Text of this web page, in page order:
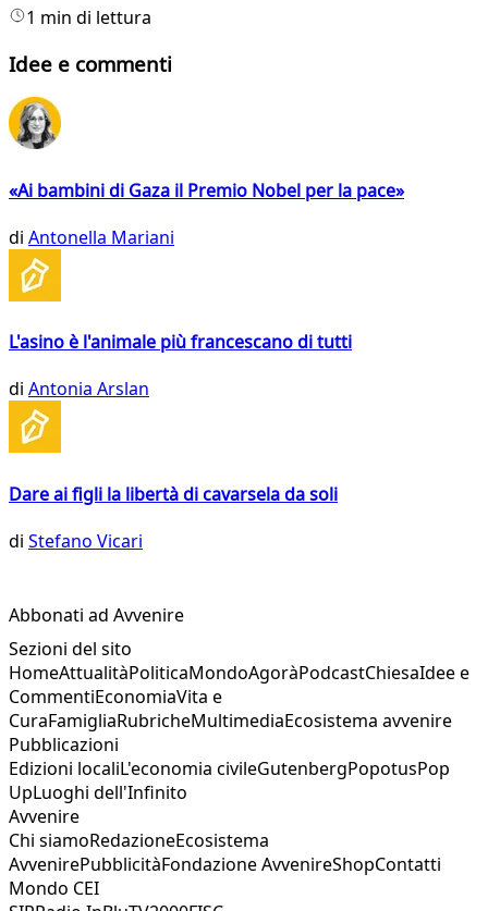
1 min di lettura
Idee e commenti
«Ai bambini di Gaza il Premio Nobel per la pace»
di Antonella Mariani
L'asino è l'animale più francescano di tutti
di Antonia Arslan
Dare ai figli la libertà di cavarsela da soli
di Stefano Vicari
Abbonati ad Avvenire
Sezioni del sito
HomeAttualitàPoliticaMondoAgoràPodcastChiesaIdee e
CommentiEconomiaVita e
CuraFamigliaRubricheMultimediaEcosistema avvenire
Pubblicazioni
Edizioni localiL'economia civileGutenbergPopotusPop
UpLuoghi dell'Infinito
Avvenire
Chi siamoRedazioneEcosistema
AvvenirePubblicitàFondazione AvvenireShopContatti
Mondo CEI